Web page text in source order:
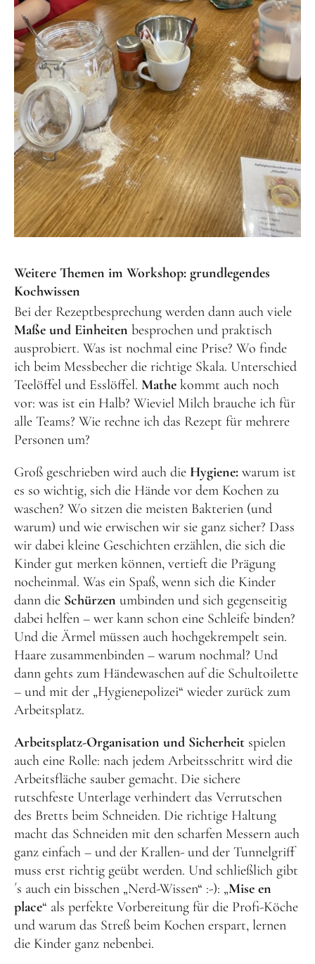
Weitere Themen im Workshop: grundlegendes
Kochwissen
Bei der Rezeptbesprechung werden dann auch viele
Maße und Einheiten besprochen und praktisch
ausprobiert. Was ist nochmal eine Prise? Wo finde
ich beim Messbecher die richtige Skala. Unterschied
Teelöffel und Esslöffel. Mathe kommt auch noch
vor: was ist ein Halb? Wieviel Milch brauche ich für
alle Teams? Wie rechne ich das Rezept für mehrere
Personen um?
Groß geschrieben wird auch die Hygiene: warum ist
es so wichtig, sich die Hände vor dem Kochen zu
waschen? Wo sitzen die meisten Bakterien (und
warum) und wie erwischen wir sie ganz sicher? Dass
wir dabei kleine Geschichten erzählen, die sich die
Kinder gut merken können, vertieft die Prägung
nocheinmal. Was ein Spaß, wenn sich die Kinder
dann die Schürzen umbinden und sich gegenseitig
dabei helfen – wer kann schon eine Schleife binden?
Und die Ärmel müssen auch hochgekrempelt sein.
Haare zusammenbinden – warum nochmal? Und
dann gehts zum Händewaschen auf die Schultoilette
– und mit der „Hygienepolizei“ wieder zurück zum
Arbeitsplatz.
Arbeitsplatz-Organisation und Sicherheit spielen
auch eine Rolle: nach jedem Arbeitsschritt wird die
Arbeitsfläche sauber gemacht. Die sichere
rutschfeste Unterlage verhindert das Verrutschen
des Bretts beim Schneiden. Die richtige Haltung
macht das Schneiden mit den scharfen Messern auch
ganz einfach – und der Krallen- und der Tunnelgriff
muss erst richtig geübt werden. Und schließlich gibt
´s auch ein bisschen „Nerd-Wissen“ :-): „Mise en
place“ als perfekte Vorbereitung für die Profi-Köche
und warum das Streß beim Kochen erspart, lernen
die Kinder ganz nebenbei.